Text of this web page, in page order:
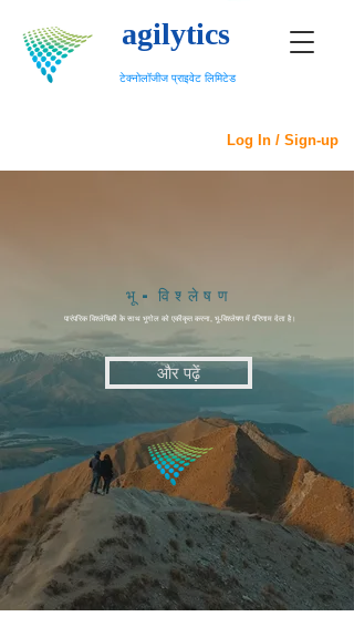
टेक्नोलॉजीज प्राइवेट लिमिटेड
agilytics
Log In / Sign-up
भू-विश्लेषण
पारंपरिक विश्लेषिकी के साथ भूगोल को एकीकृत करना, भू-विश्लेषण में परिणाम देता है।
और पढ़ें